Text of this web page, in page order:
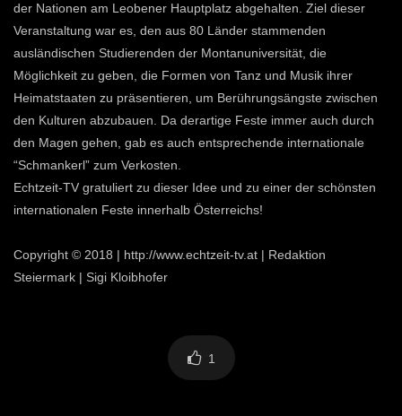
der Nationen am Leobener Hauptplatz abgehalten. Ziel dieser
Veranstaltung war es, den aus 80 Länder stammenden
ausländischen Studierenden der Montanuniversität, die
Möglichkeit zu geben, die Formen von Tanz und Musik ihrer
Heimatstaaten zu präsentieren, um Berührungsängste zwischen
den Kulturen abzubauen. Da derartige Feste immer auch durch
den Magen gehen, gab es auch entsprechende internationale
“Schmankerl” zum Verkosten.
Echtzeit-TV gratuliert zu dieser Idee und zu einer der schönsten
internationalen Feste innerhalb Österreichs!
Copyright © 2018 | http://www.echtzeit-tv.at | Redaktion
Steiermark | Sigi Kloibhofer
1